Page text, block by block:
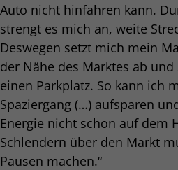
Auto nicht hinfahren kann.
strengt es mich an, weite
Deswegen setzt mich mein
der Nähe des Marktes ab
einen Parkplatz. So kann ich
Spaziergang (…) aufsparen
Energie nicht schon auf dem
Schlendern über den Markt
Pausen machen.“